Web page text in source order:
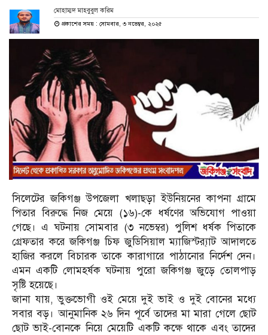
মোহাম্মদ মাহবুবুল করিম
প্রকাশের সময় : সোমবার, ৩ নভেম্বর, ২০২৫
সিলেটের জকিগঞ্জ উপজেলা খলাছড়া ইউনিয়নের কাপনা গ্রামে
পিতার বিরুদ্ধে নিজ মেয়ে (১৬)-কে ধর্ষণের অভিযোগ পাওয়া
গেছে। এ ঘটনায় সোমবার (৩ নভেম্বর) পুলিশ ধর্ষক পিতাকে
গ্রেফতার করে জকিগঞ্জ চিফ জুডিসিয়াল ম্যাজিস্ট্র‍্যাট আদালতে
হাজির করলে বিচারক তাকে কারাগারে পাঠানোর নির্দেশ দেন।
এমন একটি লোমহর্ষক ঘটনায় পুরো জকিগঞ্জ জুড়ে তোলপাড়
সৃষ্টি হয়েছে।
জানা যায়, ভুক্তভোগী ওই মেয়ে দুই ভাই ও দুই বোনের মধ্যে
সবার বড়। আনুমানিক ২৬ দিন পূর্বে তাদের মা মারা গেলে ছোট
ছোট ভাই-বোনকে নিয়ে মেয়েটি একটি কক্ষে থাকে এবং তাদের